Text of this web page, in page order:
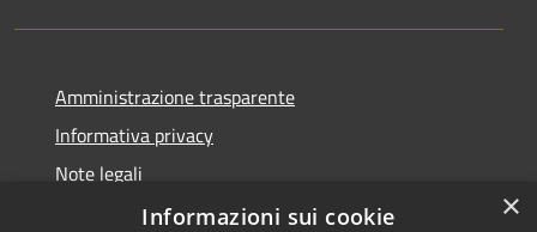
Amministrazione trasparente
Informativa privacy
Note legali
Dichiarazione di accessibilità
×
Informazioni sui cookie